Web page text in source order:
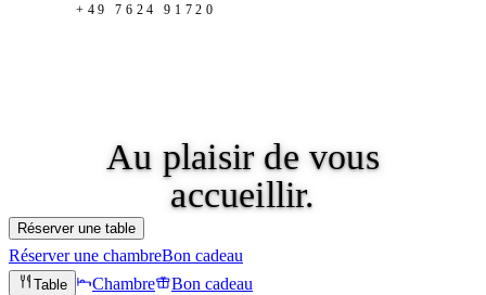
+49 7624 91720
Au plaisirde vous
accueillir.
Réserver une table
Réserver une chambreBon cadeau
Table Chambre Bon cadeau